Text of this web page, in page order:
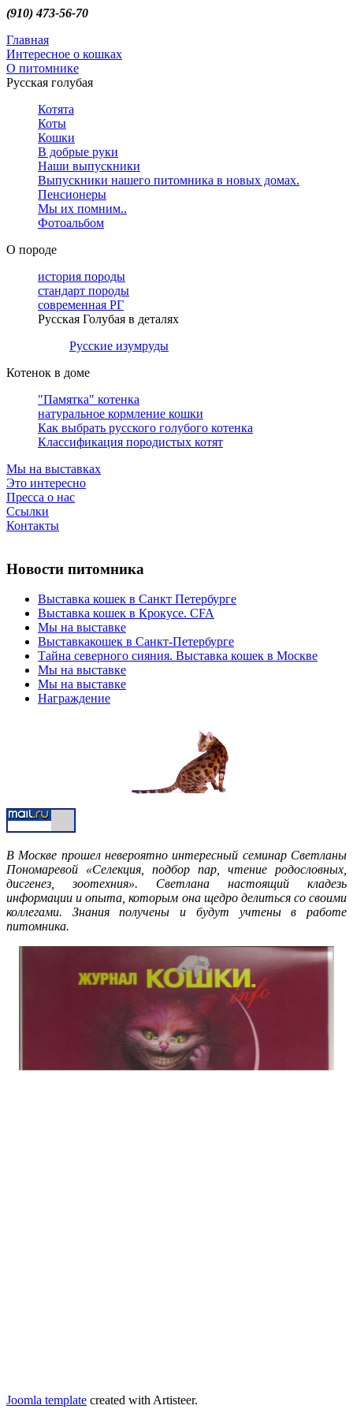
(910) 473-56-70
Главная
Интересное о кошках
О питомнике
Русская голубая
Котята
Коты
Кошки
В добрые руки
Наши выпускники
Выпускники нашего питомника в новых домах.
Пенсионеры
Мы их помним..
Фотоальбом
О породе
история породы
стандарт породы
современная РГ
Русская Голубая в деталях
Русские изумруды
Котенок в доме
"Памятка" котенка
натуральное кормление кошки
Как выбрать русского голубого котенка
Классификация породистых котят
Мы на выставках
Это интересно
Пресса о нас
Ссылки
Контакты
Новости питомника
Выставка кошек в Санкт Петербурге
Выставка кошек в Крокусе. CFA
Мы на выставке
Выставкакошек в Санкт-Петербурге
Тайна северного сияния. Выставка кошек в Москве
Мы на выставке
Мы на выставке
Награждение
В Москве прошел невероятно интересный семинар Светланы
Пономаревой «Селекция, подбор пар, чтение родословных,
дисгенез, зоотехния». Светлана настоящий кладезь
информации и опыта, которым она щедро делиться со своими
коллегами. Знания получены и будут учтены в работе
питомника.
Joomla template created with Artisteer.